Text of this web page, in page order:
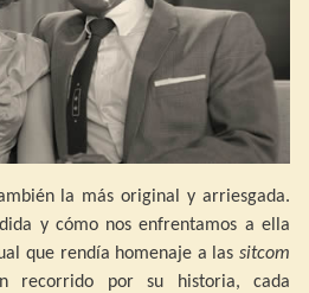
la más original y arriesgada.
y cómo nos enfrentamos a ella
que rendía homenaje a las sitcom
recorrido por su historia, cada